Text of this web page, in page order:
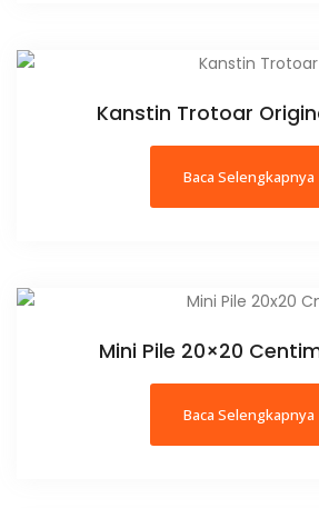
Kanstin Trotoar
Baca Selengkapnya
Mini Pile 20×20
Baca Selengkapnya